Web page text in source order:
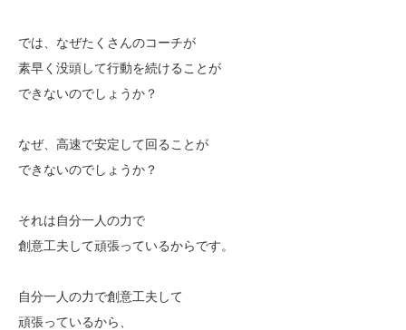
では、なぜたくさんのコーチが
素早く没頭して行動を続けることが
できないのでしょうか？
なぜ、高速で安定して回ることが
できないのでしょうか？
それは自分一人の力で
創意工夫して頑張っているからです。
自分一人の力で創意工夫して
頑張っているから、